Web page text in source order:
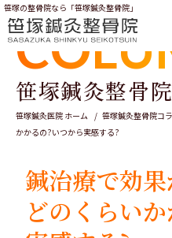
笹塚の整骨院なら「笹塚鍼灸整骨院」
笹塚鍼灸整骨
笹塚鍼灸医院 ホーム 笹塚鍼灸整骨院コ
かかるの?いつから実感する?
鍼治療で効
どのくらい